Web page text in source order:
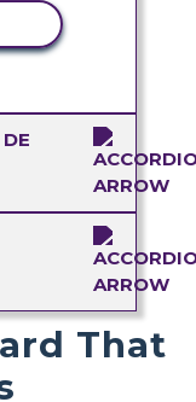
That